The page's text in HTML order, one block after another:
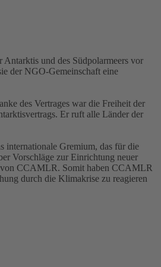
und des Südpolarmeers vor
der NGO-Gemeinschaft eine
des Vertrages war die Freiheit der
Er ruft alle Länder der
internationale Gremium, das für die
Vorschläge zur Einrichtung neuer
von CCAMLR. Somit haben CCAMLR
durch die Klimakrise zu reagieren